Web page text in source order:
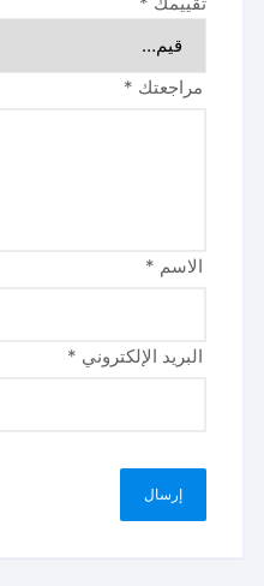
مراجعتك *
الاسم *
البريد الإلكتروني *